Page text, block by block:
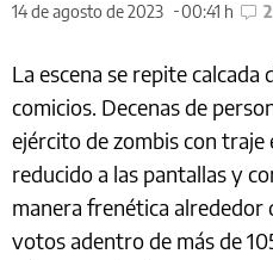
14 de agosto de 2023 00:41 h 2
La escena se repite calcada
comicios. Decenas de
ejército de zombis con traje
reducido a las pantallas y
manera frenética
votos adentro de más de